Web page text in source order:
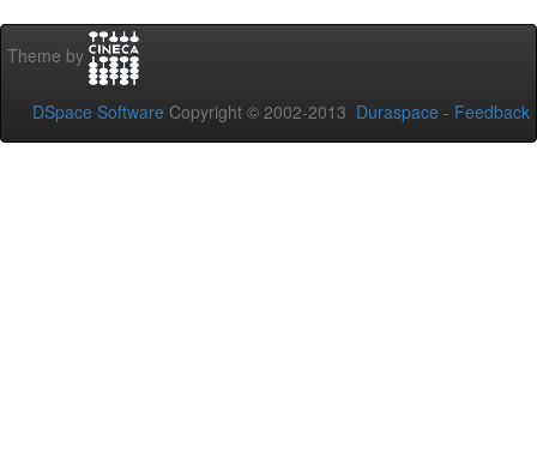
Theme by
DSpace Software Copyright © 2002-2013 Duraspace - Feedback